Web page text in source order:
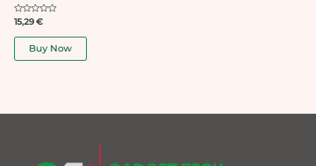
Rated
out
15,29€
Buy Now